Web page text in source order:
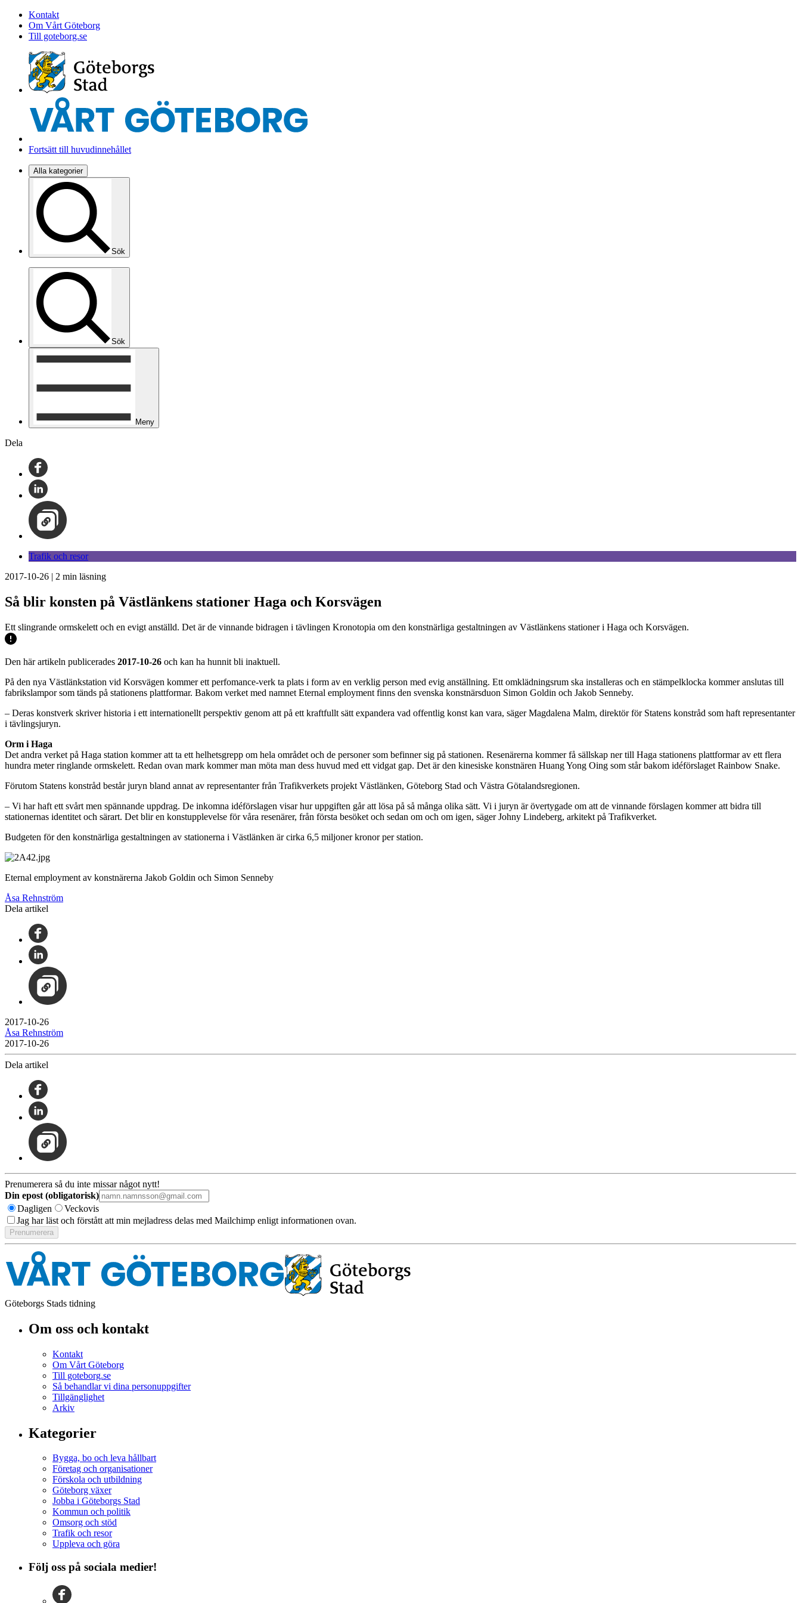
Kontakt
Om Vårt Göteborg
Till goteborg.se
Fortsätt till huvudinnehållet
Alla kategorier
Sök
Sök
Meny
Dela
Trafik och resor
2017-10-26 | 2 min läsning
Så blir konsten på Västlänkens stationer Haga och Korsvägen
Ett slingrande ormskelett och en evigt anställd. Det är de vinnande bidragen i tävlingen Kronotopia om den konstnärliga gestaltningen av Västlänkens stationer i Haga och Korsvägen.
Den här artikeln publicerades 2017-10-26 och kan ha hunnit bli inaktuell.
På den nya Västlänkstation vid Korsvägen kommer ett perfomance-verk ta plats i form av en verklig person med evig anställning. Ett omklädningsrum ska installeras och en stämpelklocka kommer anslutas till
fabrikslampor som tänds på stationens plattformar. Bakom verket med namnet Eternal employment finns den svenska konstnärsduon Simon Goldin och Jakob Senneby.
‒ Deras konstverk skriver historia i ett internationellt perspektiv genom att på ett kraftfullt sätt expandera vad offentlig konst kan vara, säger Magdalena Malm, direktör för Statens konstråd som haft representanter
i tävlingsjuryn.
Orm i Haga
Det andra verket på Haga station kommer att ta ett helhetsgrepp om hela området och de personer som befinner sig på stationen. Resenärerna kommer få sällskap ner till Haga stationens plattformar av ett flera
hundra meter ringlande ormskelett. Redan ovan mark kommer man möta man dess huvud med ett vidgat gap. Det är den kinesiske konstnären Huang Yong Oing som står bakom idéförslaget Rainbow Snake.
Förutom Statens konstråd består juryn bland annat av representanter från Trafikverkets projekt Västlänken, Göteborg Stad och Västra Götalandsregionen.
‒ Vi har haft ett svårt men spännande uppdrag. De inkomna idéförslagen visar hur uppgiften går att lösa på så många olika sätt. Vi i juryn är övertygade om att de vinnande förslagen kommer att bidra till
stationernas identitet och särart. Det blir en konstupplevelse för våra resenärer, från första besöket och sedan om och om igen, säger Johny Lindeberg, arkitekt på Trafikverket.
Budgeten för den konstnärliga gestaltningen av stationerna i Västlänken är cirka 6,5 miljoner kronor per station.
Eternal employment av konstnärerna Jakob Goldin och Simon Senneby
Åsa Rehnström
Dela artikel
2017-10-26
Åsa Rehnström
2017-10-26
Dela artikel
Prenumerera så du inte missar något nytt!
Din epost (obligatorisk)
Dagligen
Veckovis
Jag har läst och förstått att min mejladress delas med Mailchimp enligt informationen ovan.
Göteborgs Stads tidning
Om oss och kontakt
Kontakt
Om Vårt Göteborg
Till goteborg.se
Så behandlar vi dina personuppgifter
Tillgänglighet
Arkiv
Kategorier
Bygga, bo och leva hållbart
Företag och organisationer
Förskola och utbildning
Göteborg växer
Jobba i Göteborgs Stad
Kommun och politik
Omsorg och stöd
Trafik och resor
Uppleva och göra
Följ oss på sociala medier!